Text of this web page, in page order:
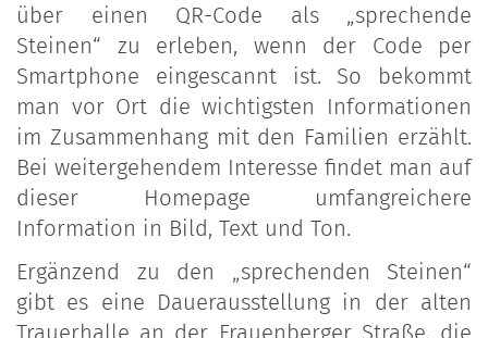
über einen QR-Code als „sprechende
Steinen“ zu erleben, wenn der Code per
Smartphone eingescannt ist. So bekommt
man vor Ort die wichtigsten Informationen
im Zusammenhang mit den Familien erzählt.
Bei weitergehendem Interesse findet man auf
dieser Homepage umfangreichere
Information in Bild, Text und Ton.
Ergänzend zu den „sprechenden Steinen“
gibt es eine Dauerausstellung in der alten